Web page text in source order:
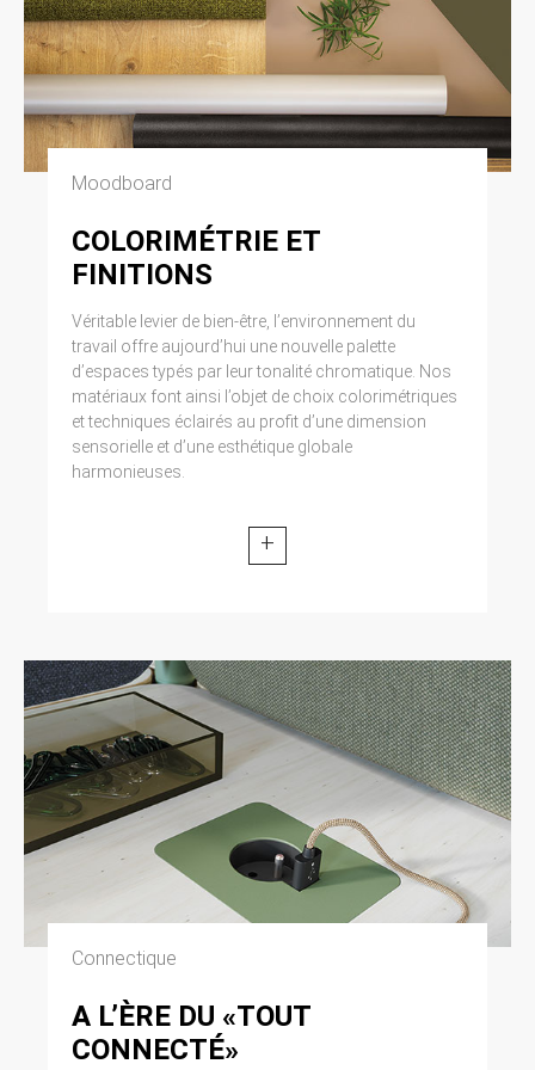
Moodboard
COLORIMÉTRIE ET
FINITIONS
Véritable levier de bien-être, l’environnement du
travail offre aujourd’hui une nouvelle palette
d’espaces typés par leur tonalité chromatique. Nos
matériaux font ainsi l’objet de choix colorimétriques
et techniques éclairés au profit d’une dimension
sensorielle et d’une esthétique globale
harmonieuses.
+
Connectique
A L’ÈRE DU «TOUT
CONNECTÉ»